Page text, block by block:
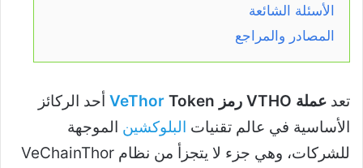
الأسئلة الشائعة
المصادر والمراجع
تعد عملة VTHO رمز VeThor Token
أحد الركائز
الأساسية في عالم تقنيات البلوكشين الموجهة
للشركات، وهي جزء لا يتجزأ من نظام VeChainThor